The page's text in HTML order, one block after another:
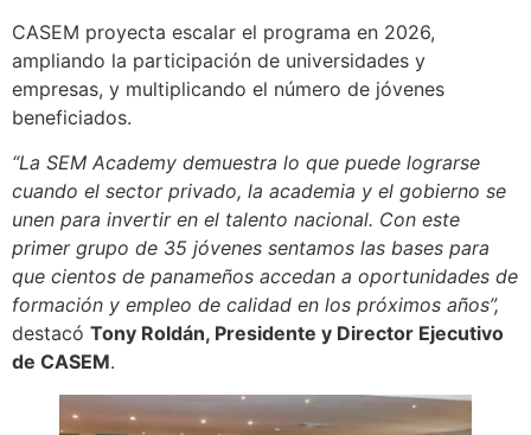
CASEM proyecta escalar el programa en 2026,
ampliando la participación de universidades y
empresas, y multiplicando el número de jóvenes
beneficiados.
“La SEM Academy demuestra lo que puede lograrse
cuando el sector privado, la academia y el gobierno se
unen para invertir en el talento nacional. Con este
primer grupo de 35 jóvenes sentamos las bases para
que cientos de panameños accedan a oportunidades de
formación y empleo de calidad en los próximos años”,
destacó Tony Roldán, Presidente y Director Ejecutivo
de CASEM.